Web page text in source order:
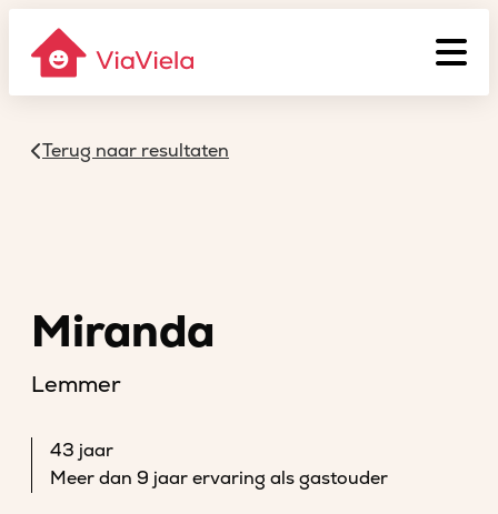
Terug naar resultaten
Miranda
Lemmer
43 jaar
Meer dan 9 jaar ervaring als gastouder